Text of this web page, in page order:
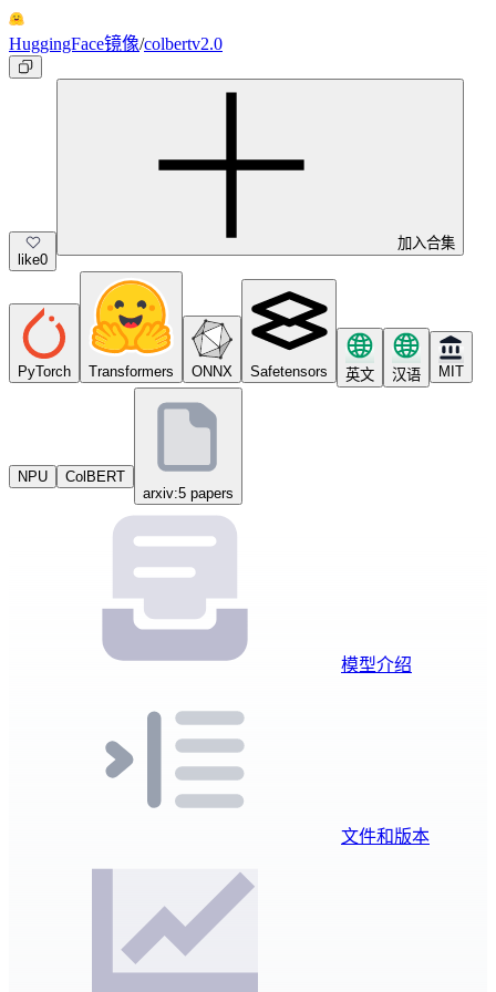
HuggingFace镜像/colbertv2.0
like0
加入合集
PyTorch Transformers ONNX Safetensors 英文 汉语 MIT
NPU
ColBERT
arxiv:5 papers
模型介绍
文件和版本